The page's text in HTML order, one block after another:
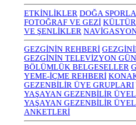
ETKİNLİKLER DOĞA
FOTOĞRAF VE GEZİ
VE ŞENLİKLER
GEZGİNİN REHBERİ
GEZGİNİN TELEVİZYON
BÖLÜMLÜK BELGESELLER
YEME-İÇME REHBERİ
GEZENBİLİR ÜYE GRUPLARI
YAŞAYAN GEZENBİLİR
YAŞAYAN GEZENBİLİR
ANKETLERİ